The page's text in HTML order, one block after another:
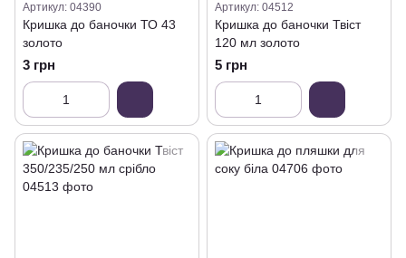
Артикул: 04390
Кришка до баночки ТО 43
золото
3 грн
Артикул: 04512
Кришка до баночки Твіст
120 мл золото
5 грн